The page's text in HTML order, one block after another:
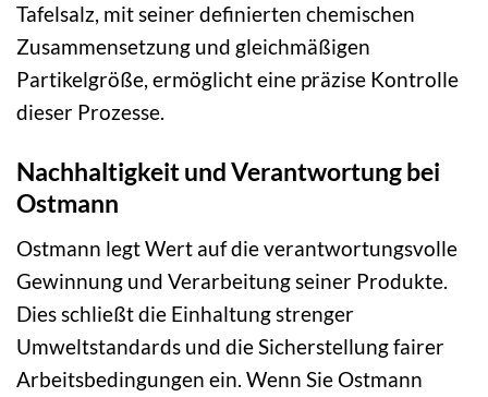
Tafelsalz, mit seiner definierten chemischen
Zusammensetzung und gleichmäßigen
Partikelgröße, ermöglicht eine präzise Kontrolle
dieser Prozesse.
Nachhaltigkeit und Verantwortung bei
Ostmann
Ostmann legt Wert auf die verantwortungsvolle
Gewinnung und Verarbeitung seiner Produkte.
Dies schließt die Einhaltung strenger
Umweltstandards und die Sicherstellung fairer
Arbeitsbedingungen ein. Wenn Sie Ostmann